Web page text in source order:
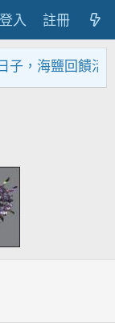
登入 註冊
子，海鹽回饋活